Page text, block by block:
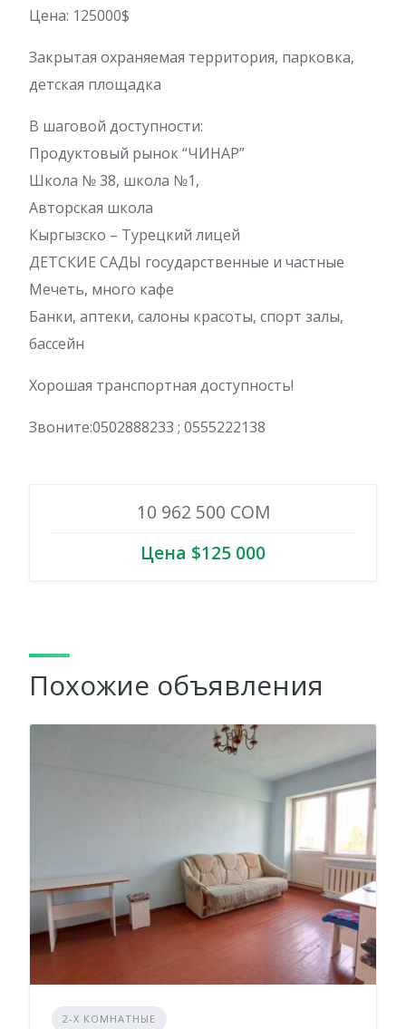
Цена: 125000$
Закрытая охраняемая территория, парковка,
детская площадка
В шаговой доступности:
Продуктовый рынок “ЧИНАР”
Школа № 38, школа №1,
Авторская школа
Кыргызско – Турецкий лицей
ДЕТСКИЕ САДЫ государственные и частные
Мечеть, много кафе
Банки, аптеки, салоны красоты, спорт залы,
бассейн
Хорошая транспортная доступность!
Звоните:0502888233 ; 0555222138
10 962 500 COM
Цена $125 000
Похожие объявления
2-Х КОМНАТНЫЕ